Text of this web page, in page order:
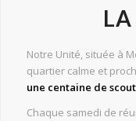
Notre Unité, située à
quartier calme et
une centaine de
Chaque samedi de